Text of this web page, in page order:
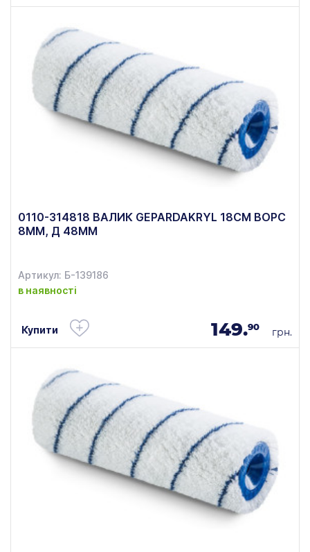
0110-314818 ВАЛИК GEPARDAKRYL 18СМ ВОРС
8ММ, Д 48ММ
Артикул: Б-139186
в наявності
Купити 149.90 грн.